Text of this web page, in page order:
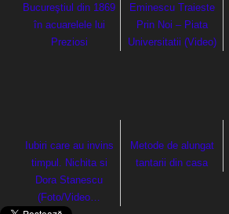
Bucureştiul din 1869
în acuarelele lui
Preziosi
Eminescu Traieste
Prin Noi – Piata
Universitatii (Video)
Iubiri care au invins
timpul. Nichita si
Dora Stanescu
(Foto/Video…
Metode de alungat
tantarii din casa